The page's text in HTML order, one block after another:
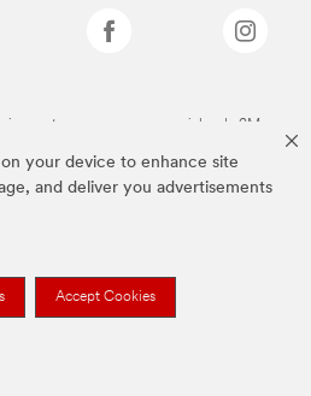
your device to enhance site
and deliver you advertisements
Accept Cookies
son marcas comerciales de 3M.